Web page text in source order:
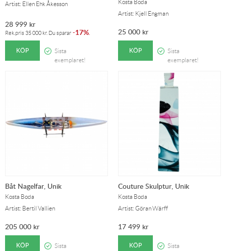
Artist: Ellen Ehk Åkesson
28 999 kr
Rek.pris 35 000 kr. Du sparar -17%.
KÖP
Sista
exemplaret!
Kosta Boda
Artist: Kjell Engman
25 000 kr
KÖP
Sista
exemplaret!
Båt Nagelfar, Unik
Kosta Boda
Artist: Bertil Vallien
205 000 kr
KÖP
Sista
Couture Skulptur, Unik
Kosta Boda
Artist: Göran Wärff
17 499 kr
KÖP
Sista